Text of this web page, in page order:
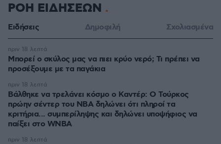
ΡΟΗ ΕΙΔΗΣΕΩΝ
Ειδήσεις Δημοφιλή Σχολιασμένα
Μπορεί ο σκύλος μας να πιει κρύο νερό; Τι πρέπει να
προσέξουμε με τα παγάκια
πριν 18 λεπτά
Βάλθηκε να τρελάνει κόσμο ο Καντέρ: Ο Τούρκος
πρώην σέντερ του NBA δηλώνει ότι πληροί τα
κριτήρια... συμπερίληψης και δηλώνει υποψήφιος να
παίξει στο WNBA
πριν 18 λεπτά
πριν 18 λεπτά